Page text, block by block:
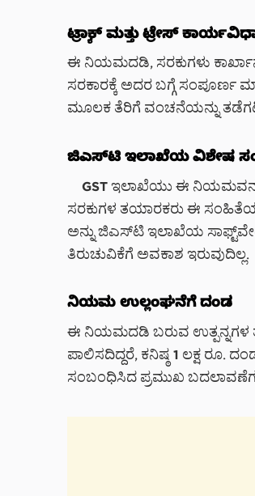
ಟ್ರ್ಯಾಕ್ ಮತ್ತು ಟ್ರೇಸ್
ಈ ನಿಯಮದಡಿ, ಸರಕುಗಳು
ಸರಕಾರಕ್ಕೆ ಅದರ ಬಗ್ಗೆ ಸಂಪೂರ್ಣ
ಮೂಲಕ ತೆರಿಗೆ ವಂಚನೆಯನ್ನು
ಜಿಎಸ್‌ಟಿ ಇಲಾಖೆಯ ವಿಶೇಷ
GST ಇಲಾಖೆಯು ಈ ನಿಯಮವನ್ನು
ಸರಕುಗಳ ತಯಾರಕರು ಈ
ಅನ್ನು ಜಿಎಸ್‌ಟಿ ಇಲಾಖೆಯ
ತಿರುಚುವಿಕೆಗೆ ಅವಕಾಶ ಇರುವುದಿಲ್ಲ.
ನಿಯಮ ಉಲ್ಲಂಘನೆಗೆ ದಂಡ
ಈ ನಿಯಮದಡಿ ಬರುವ ಉತ್ಪನ್ನಗಳ
ಪಾಲಿಸದಿದ್ದರೆ, ಕನಿಷ್ಠ 1 ಲಕ್ಷ ರೂ.
ಸಂಬಂಧಿಸಿದ ಪ್ರಮುಖ